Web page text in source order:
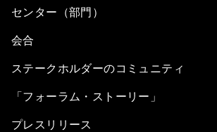
センター（部門）
会合
ステークホルダーのコミュニティ
「フォーラム・ストーリー」
プレスリリース